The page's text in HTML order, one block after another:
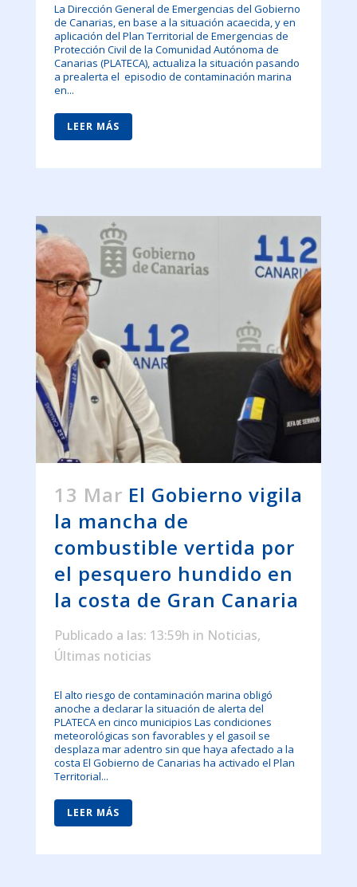
La Dirección General de Emergencias del Gobierno
de Canarias, en base a la situación acaecida, y en
aplicación del Plan Territorial de Emergencias de
Protección Civil de la Comunidad Autónoma de
Canarias (PLATECA), actualiza la situación pasando
a prealerta el episodio de contaminación marina
en...
LEER MÁS
13 Mar El Gobierno vigila
la mancha de
combustible vertida por
el pesquero hundido en
la costa de Gran Canaria
Publicado a las: 13:59h in Noticias,
Últimas noticias
El alto riesgo de contaminación marina obligó
anoche a declarar la situación de alerta del
PLATECA en cinco municipios Las condiciones
meteorológicas son favorables y el gasoil se
desplaza mar adentro sin que haya afectado a la
costa El Gobierno de Canarias ha activado el Plan
Territorial...
LEER MÁS